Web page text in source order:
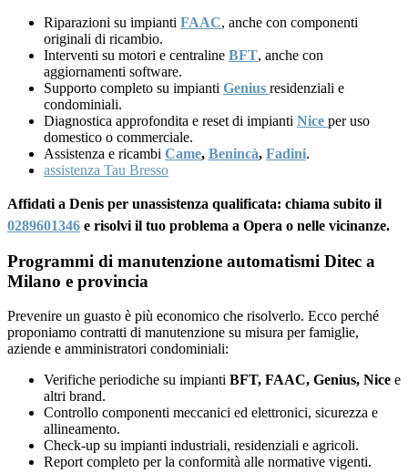
Riparazioni su impianti FAAC, anche con componenti
originali di ricambio.
Interventi su motori e centraline BFT, anche con
aggiornamenti software.
Supporto completo su impianti Genius residenziali e
condominiali.
Diagnostica approfondita e reset di impianti Nice per uso
domestico o commerciale.
Assistenza e ricambi Came, Benincà, Fadini.
assistenza Tau Bresso
Affidati a Denis per unassistenza qualificata: chiama subito il
0289601346 e risolvi il tuo problema a Opera o nelle vicinanze.
Programmi di manutenzione automatismi Ditec a
Milano e provincia
Prevenire un guasto è più economico che risolverlo. Ecco perché
proponiamo contratti di manutenzione su misura per famiglie,
aziende e amministratori condominiali:
Verifiche periodiche su impianti BFT, FAAC, Genius, Nice e
altri brand.
Controllo componenti meccanici ed elettronici, sicurezza e
allineamento.
Check-up su impianti industriali, residenziali e agricoli.
Report completo per la conformità alle normative vigenti.